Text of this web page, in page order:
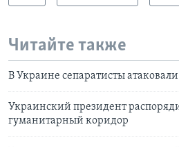
Читайте также
В Украине сепаратисты
Украинский президент
гуманитарный коридор